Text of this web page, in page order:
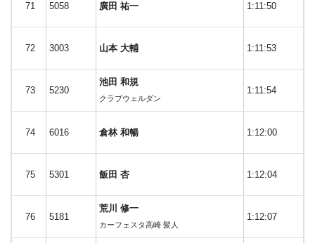
71 5058 廣田 祐一 1:11:50
72 3003 山本 大輔 1:11:53
73 5230
池田 和規
クラブウェルダン
1:11:54
74 6016 倉林 和暢 1:12:00
75 5301 飯田 杏 1:12:04
76 5181
荒川 修一
カーフェスタ高崎 髪人
1:12:07